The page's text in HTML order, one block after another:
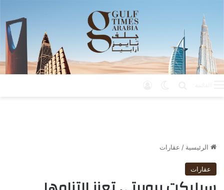
الرئيسية / عقارات
عقارات